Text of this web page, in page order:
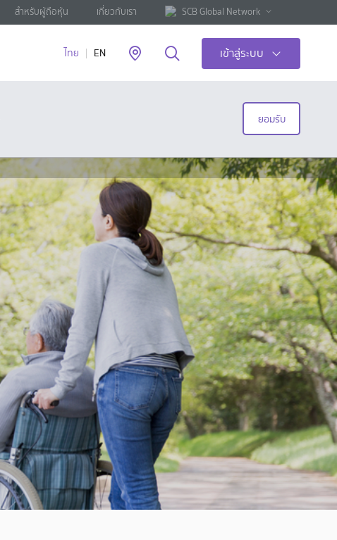
สำหรับผู้ถือหุ้น เกี่ยวกับเรา SCB Global Network
ไทย EN เข้าสู่ระบบ
ยอมรับ